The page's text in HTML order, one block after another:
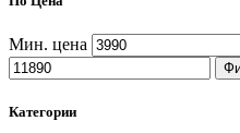
Мин. цена
Категории